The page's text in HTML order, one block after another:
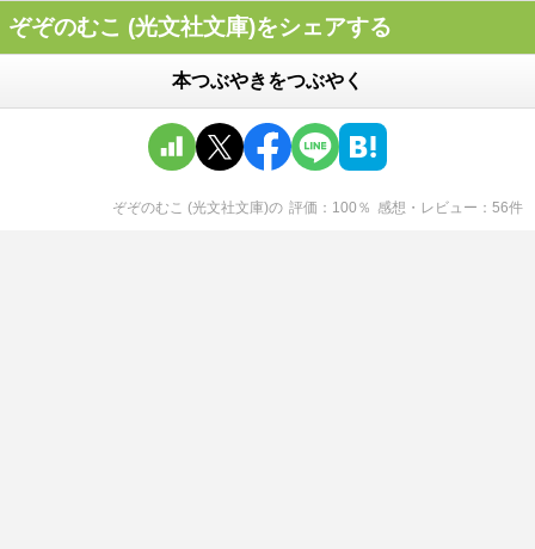
ぞぞのむこ (光文社文庫)をシェアする
本つぶやきをつぶやく
ぞぞのむこ (光文社文庫)の 評価 100 ％ 感想・レビュー 56件